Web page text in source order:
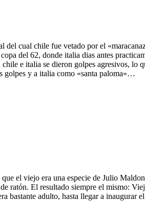
del cual chile fue vetado por el
del 62, donde italia dias antes
e italia se dieron golpes agresivos,
golpes y a italia como «santa paloma»…
el viejo era una especie de Julio
ratón. El resultado siempre el mismo:
bastante adulto, hasta llegar a